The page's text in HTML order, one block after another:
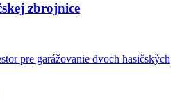
zbrojnice
pre garážovanie dvoch hasičských